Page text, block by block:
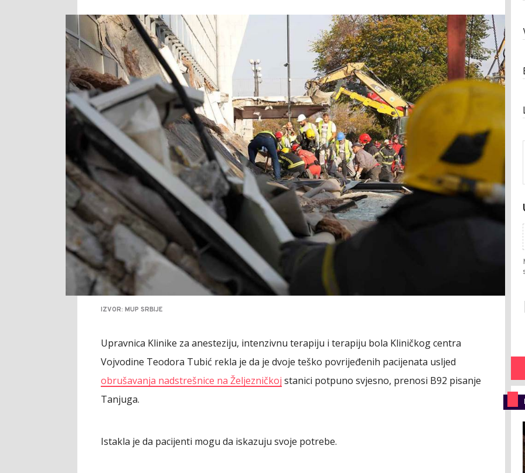
IZVOR: MUP SRBIJE
Upravnica Klinike za anesteziju, intenzivnu terapiju i terapiju bola Kliničkog centra
Vojvodine Teodora Tubić rekla je da je dvoje teško povrijeđenih pacijenata usljed
obrušavanja nadstrešnice na Željezničkoj stanici potpuno svjesno, prenosi B92 pisanje
Tanjuga.
Istakla je da pacijenti mogu da iskazuju svoje potrebe.